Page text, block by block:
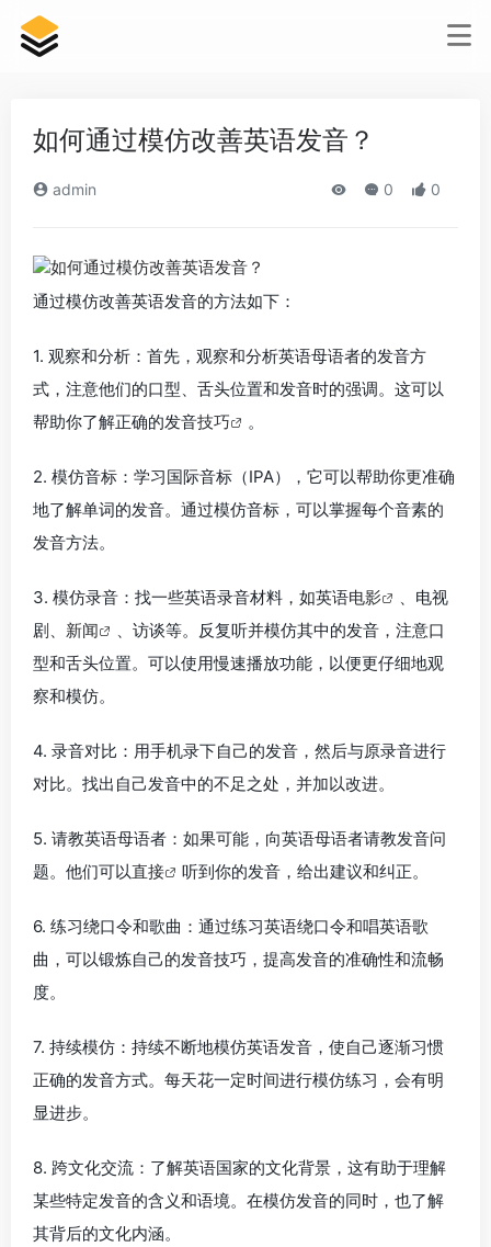
如何通过模仿改善英语发音？
admin 0 0
通过模仿改善英语发音的方法如下：
1. 观察和分析：首先，观察和分析英语母语者的发音方
式，注意他们的口型、舌头位置和发音时的强调。这可以
帮助你了解正确的发音技巧 。
2. 模仿音标：学习国际音标（IPA），它可以帮助你更准确
地了解单词的发音。通过模仿音标，可以掌握每个音素的
发音方法。
3. 模仿录音：找一些英语录音材料，如英语电影
、电视
剧、 新闻
、访谈等。反复听并模仿其中的发音，注意口
型和舌头位置。可以使用慢速播放功能，以便更仔细地观
察和模仿。
4. 录音对比：用手机录下自己的发音，然后与原录音进行
对比。找出自己发音中的不足之处，并加以改进。
5. 请教英语母语者：如果可能，向英语母语者请教发音问
题。他们可以直接 听到你的发音，给出建议和纠正。
6. 练习绕口令和歌曲：通过练习英语绕口令和唱英语歌
曲，可以锻炼自己的发音技巧，提高发音的准确性和流畅
度。
7. 持续模仿：持续不断地模仿英语发音，使自己逐渐习惯
正确的发音方式。每天花一定时间进行模仿练习，会有明
显进步。
8. 跨文化交流：了解英语国家的文化背景，这有助于理解
某些特定发音的含义和语境。在模仿发音的同时，也了解
其背后的文化内涵。